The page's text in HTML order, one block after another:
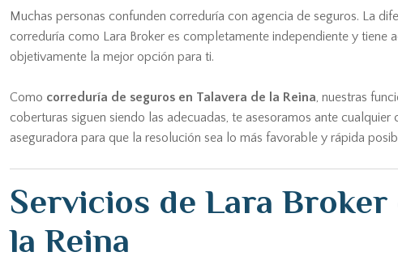
Muchas personas confunden correduría con agencia de seguros. La
correduría como Lara Broker es completamente independiente y
objetivamente la mejor opción para ti.
Como correduría de seguros en Talavera de la Reina, nuestras
coberturas siguen siendo las adecuadas, te asesoramos ante
aseguradora para que la resolución sea lo más favorable y rápida
Servicios de Lara
la Reina